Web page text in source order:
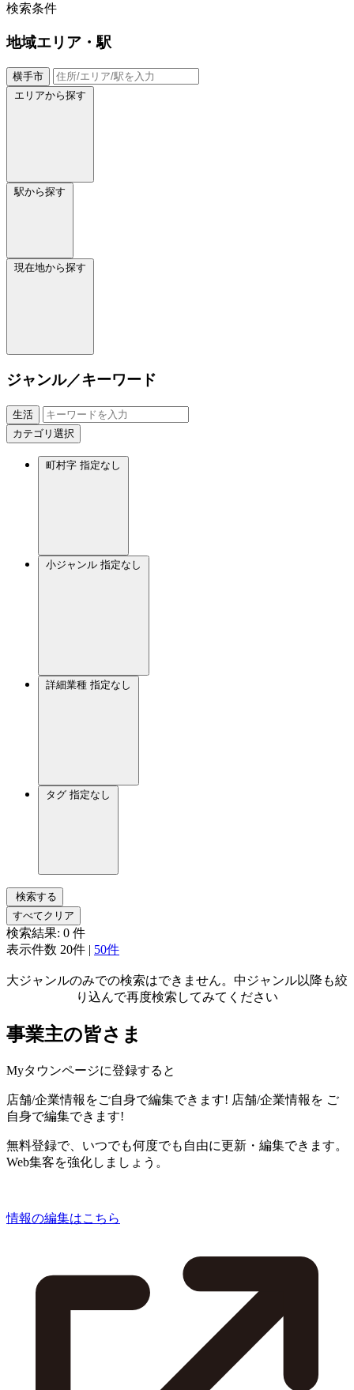
検索条件
地域エリア・駅
横手市
エリアから探す
駅から探す
現在地から探す
ジャンル／キーワード
生活
カテゴリ選択
町村字 指定なし
小ジャンル 指定なし
詳細業種 指定なし
タグ 指定なし
検索する
すべてクリア
検索結果: 0 件
表示件数 20件 | 50件
大ジャンルのみでの検索はできません。中ジャンル以降も絞
り込んで再度検索してみてください
事業主の皆さま
Myタウンページに登録すると
店舗/企業情報をご自身で編集できます! 店舗/企業情報を ご
自身で編集できます!
無料登録で、いつでも何度でも自由に更新・編集できます。
Web集客を強化しましょう。
情報の編集はこちら